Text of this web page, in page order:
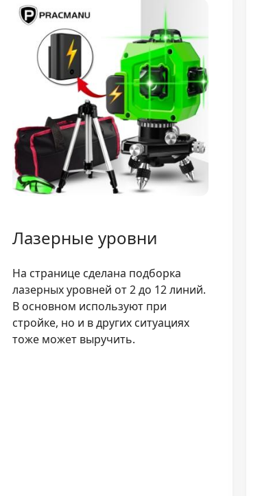
Лазерные уровни
На странице сделана подборка
лазерных уровней от 2 до 12 линий.
В основном используют при
стройке, но и в других ситуациях
тоже может выручить.